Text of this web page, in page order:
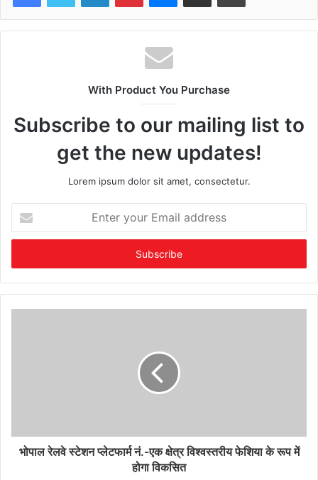
With Product You Purchase
Subscribe to our mailing list to
get the new updates!
Lorem ipsum dolor sit amet, consectetur.
your
Email
भोपाल रेलवे स्टेशन प्लेटफार्म नं.-एक क्षेत्र विश्वस्तरीय फेशिया के रूप में
होगा विकसित